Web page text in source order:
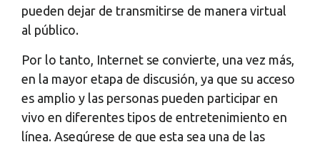
pueden dejar de transmitirse de manera virtual
al público.
Por lo tanto, Internet se convierte, una vez más,
en la mayor etapa de discusión, ya que su acceso
es amplio y las personas pueden participar en
vivo en diferentes tipos de entretenimiento en
línea. Asegúrese de que esta sea una de las